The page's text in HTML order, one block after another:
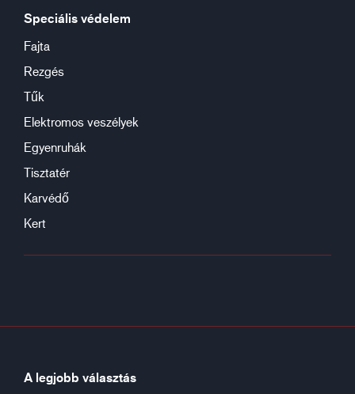
Speciális védelem
Fajta
Rezgés
Tűk
Elektromos veszélyek
Egyenruhák
Tisztatér
Karvédő
Kert
A legjobb választás